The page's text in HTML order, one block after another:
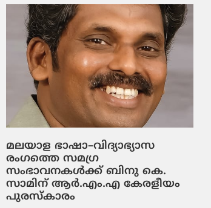
മലയാള ഭാഷാ–വിദ്യാഭ്യാസ
രംഗത്തെ സമഗ്ര
സംഭാവനകൾക്ക് ബിനു കെ.
സാമിന് ആർ.എം.എ കേരളീയം
പുരസ്‌കാരം